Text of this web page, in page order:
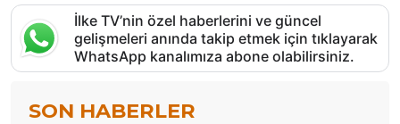
İlke TV’nin özel haberlerini ve güncel
gelişmeleri anında takip etmek için tıklayarak
WhatsApp kanalımıza abone olabilirsiniz.
SON HABERLER